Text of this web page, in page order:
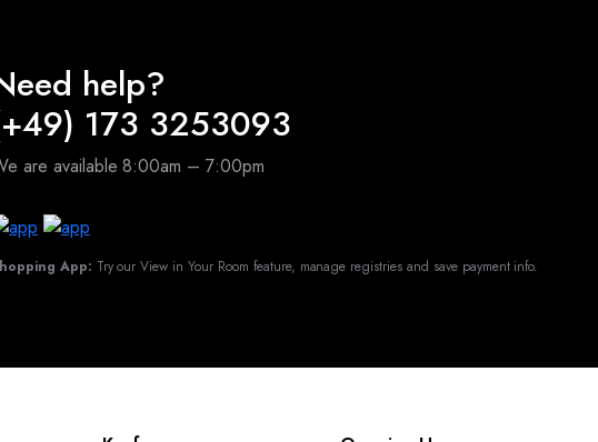
help?
173 3253093
are available 8:00am – 7:00pm
App: Try our View in Your Room feature, manage registries and save payment info.